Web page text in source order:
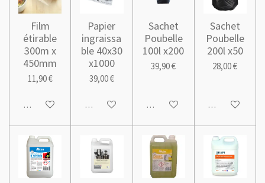
Film
étirable
300m x
450mm
11,90 €
Ajouter au panier
Papier
ingraissa
ble 40x30
x1000
39,00 €
Ajouter au panier
Sachet
Poubelle
100l x200
39,90 €
Ajouter au panier
Sachet
Poubelle
200l x50
28,00 €
Ajouter au